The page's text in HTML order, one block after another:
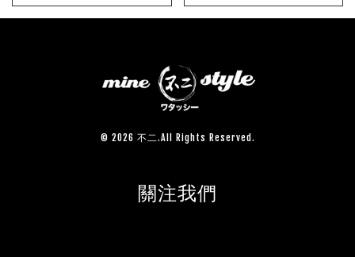
© 2026 不二.All Rights Reserved.
關注我們